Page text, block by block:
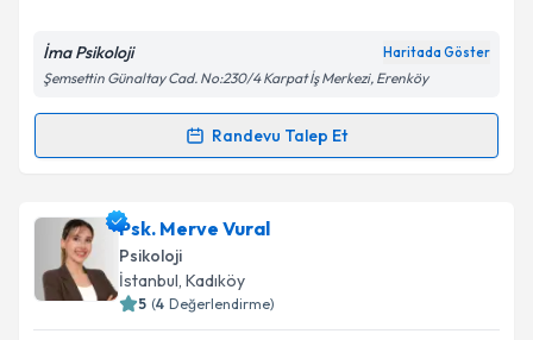
Kişisel verilerimin işlenmesine ilişkin
Metni'ni okudum ve kişisel verilerimin belirtilen
Takvim Talebini Gönder
İma Psikoloji Haritada Göster
Şemsettin Günaltay Cad. No:230/4 Karpat İş Merkezi, Erenköy
Randevu Talep Et
Randevu Takvimi Talebi
Klinik Psikolog Gül Çolak
oluşturun. Size bu uzmandan randevu almanız için bir
takvim hazırlandığında e-posta ile bilgilendireceğiz.
Psk. Merve Vural
Psikoloji
İstanbul, Kadıköy
5 (4 Değerlendirme)